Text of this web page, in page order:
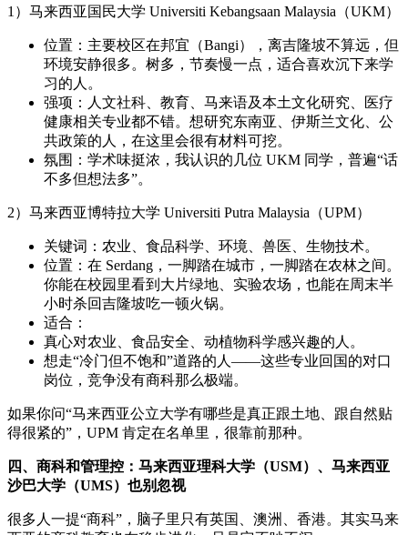
1）马来西亚国民大学 Universiti Kebangsaan Malaysia（UKM）
位置：主要校区在邦宜（Bangi），离吉隆坡不算远，但
环境安静很多。树多，节奏慢一点，适合喜欢沉下来学
习的人。
强项：人文社科、教育、马来语及本土文化研究、医疗
健康相关专业都不错。想研究东南亚、伊斯兰文化、公
共政策的人，在这里会很有材料可挖。
氛围：学术味挺浓，我认识的几位 UKM 同学，普遍“话
不多但想法多”。
2）马来西亚博特拉大学 Universiti Putra Malaysia（UPM）
关键词：农业、食品科学、环境、兽医、生物技术。
位置：在 Serdang，一脚踏在城市，一脚踏在农林之间。
你能在校园里看到大片绿地、实验农场，也能在周末半
小时杀回吉隆坡吃一顿火锅。
适合：
真心对农业、食品安全、动植物科学感兴趣的人。
想走“冷门但不饱和”道路的人——这些专业回国的对口
岗位，竞争没有商科那么极端。
如果你问“马来西亚公立大学有哪些是真正跟土地、跟自然贴
得很紧的”，UPM 肯定在名单里，很靠前那种。
四、商科和管理控：马来西亚理科大学（USM）、马来西亚
沙巴大学（UMS）也别忽视
很多人一提“商科”，脑子里只有英国、澳洲、香港。其实马来